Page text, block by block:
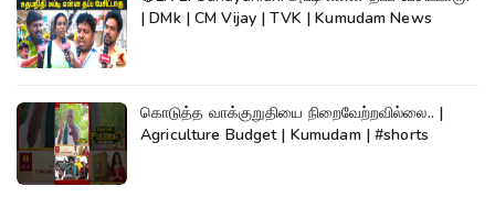
| DMk | CM Vijay | TVK | Kumudam News
கொடுத்த வாக்குறுதியை நிறைவேற்றவில்லை.. |
Agriculture Budget | Kumudam | #shorts